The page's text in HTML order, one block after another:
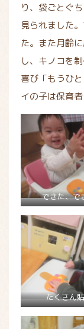
り、袋ごとぐ
見られました
た。また月齢
し、キノコを
喜び「もうひ
イの子は保育
できた、で
たくさん